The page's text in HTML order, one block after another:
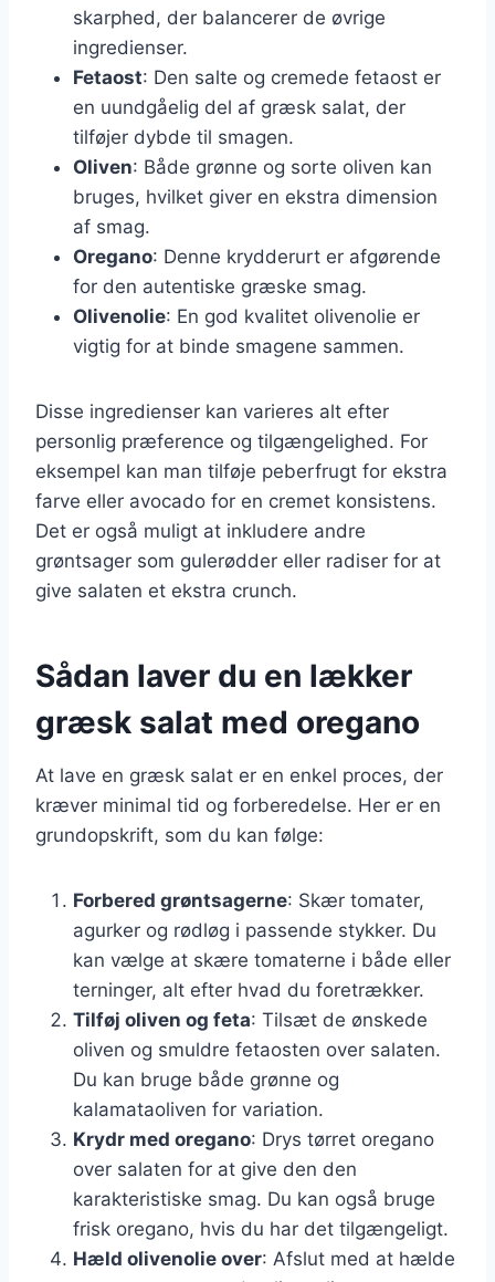
skarphed, der balancerer de øvrige
ingredienser.
Fetaost: Den salte og cremede fetaost er
en uundgåelig del af græsk salat, der
tilføjer dybde til smagen.
Oliven: Både grønne og sorte oliven kan
bruges, hvilket giver en ekstra dimension
af smag.
Oregano: Denne krydderurt er afgørende
for den autentiske græske smag.
Olivenolie: En god kvalitet olivenolie er
vigtig for at binde smagene sammen.
Disse ingredienser kan varieres alt efter
personlig præference og tilgængelighed. For
eksempel kan man tilføje peberfrugt for ekstra
farve eller avocado for en cremet konsistens.
Det er også muligt at inkludere andre
grøntsager som gulerødder eller radiser for at
give salaten et ekstra crunch.
Sådan laver du en lækker
græsk salat med oregano
At lave en græsk salat er en enkel proces, der
kræver minimal tid og forberedelse. Her er en
grundopskrift, som du kan følge:
Forbered grøntsagerne: Skær tomater,
agurker og rødløg i passende stykker. Du
kan vælge at skære tomaterne i både eller
terninger, alt efter hvad du foretrækker.
Tilføj oliven og feta: Tilsæt de ønskede
oliven og smuldre fetaosten over salaten.
Du kan bruge både grønne og
kalamataoliven for variation.
Krydr med oregano: Drys tørret oregano
over salaten for at give den den
karakteristiske smag. Du kan også bruge
frisk oregano, hvis du har det tilgængeligt.
Hæld olivenolie over: Afslut med at hælde